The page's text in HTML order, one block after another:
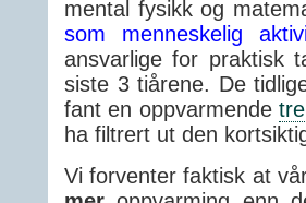
mental fysikk og
som menneskelig
ansvarlige for praktisk
siste 3 tiårene. De
fant en oppvarmende
ha filtrert ut den
Vi forventer faktisk at